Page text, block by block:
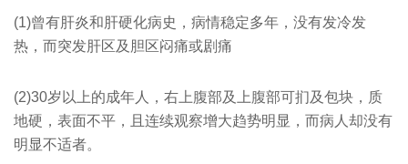
(1)曾有肝炎和肝硬化病史，病情稳定多年，没有发冷发
热，而突发肝区及胆区闷痛或剧痛
(2)30岁以上的成年人，右上腹部及上腹部可扪及包块，质
地硬，表面不平，且连续观察增大趋势明显，而病人却没有
明显不适者。